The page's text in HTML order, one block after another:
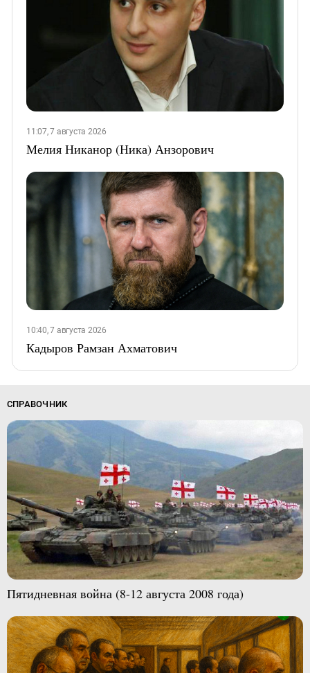
11:07, 7 августа 2026
Мелия Никанор (Ника) Анзорович
10:40, 7 августа 2026
Кадыров Рамзан Ахматович
СПРАВОЧНИК
Пятидневная война (8-12 августа 2008 года)